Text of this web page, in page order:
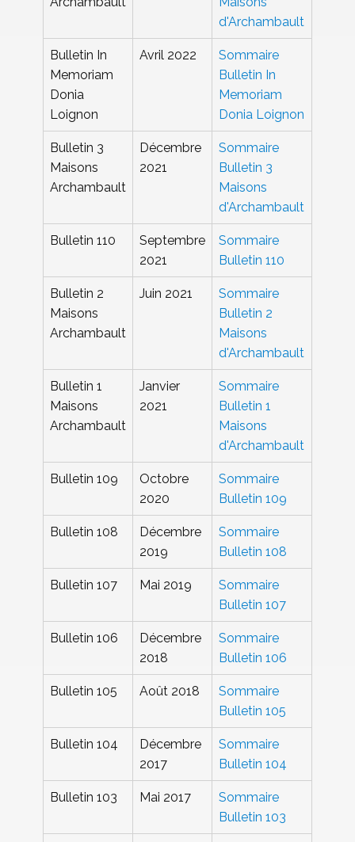
d'Archambault
Bulletin In
Memoriam
Donia
Loignon
Avril 2022
Sommaire
Bulletin In
Memoriam
Donia Loignon
Bulletin 3
Maisons
Archambault
Décembre
2021
Sommaire
Bulletin 3
Maisons
d'Archambault
Bulletin 110
Septembre
2021
Sommaire
Bulletin 110
Bulletin 2
Maisons
Archambault
Juin 2021
Sommaire
Bulletin 2
Maisons
d'Archambault
Bulletin 1
Maisons
Archambault
Janvier
2021
Sommaire
Bulletin 1
Maisons
d'Archambault
Bulletin 109
Octobre
2020
Sommaire
Bulletin 109
Bulletin 108
Décembre
2019
Sommaire
Bulletin 108
Bulletin 107 Mai 2019
Sommaire
Bulletin 107
Bulletin 106
Décembre
2018
Sommaire
Bulletin 106
Bulletin 105 Août 2018
Sommaire
Bulletin 105
Bulletin 104
Décembre
2017
Sommaire
Bulletin 104
Bulletin 103 Mai 2017
Sommaire
Bulletin 103